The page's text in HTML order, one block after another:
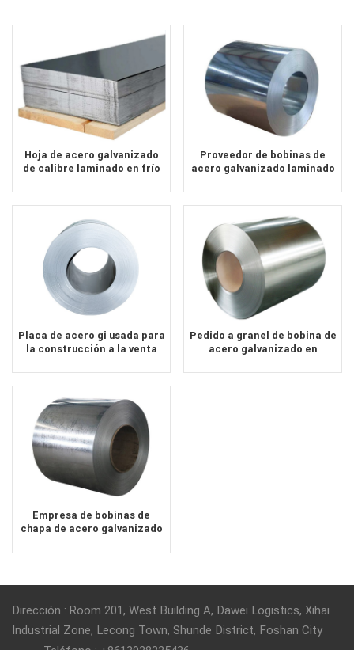
Hoja de acero galvanizado
de calibre laminado en frío
Proveedor de bobinas de
acero galvanizado laminado
electrodomésticos
Placa de acero gi usada para
la construcción a la venta
Pedido a granel de bobina de
acero galvanizado en
Empresa de bobinas de
chapa de acero galvanizado
de embutición profunda
Dirección : Room 201, West Building A, Dawei Logistics, Xihai
Industrial Zone, Lecong Town, Shunde District, Foshan City